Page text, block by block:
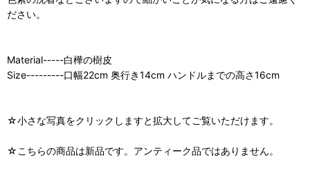
ださい。
Material-----白樺の樹皮
Size---------口幅22cm 奥行き14cm ハンドルまでの高さ16cm
☆小さな写真をクリックしますと拡大してご覧いただけます。
☆こちらの商品は新品です。アンティーク品ではありません。